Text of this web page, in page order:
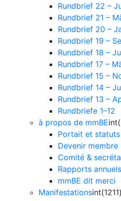
Rundbrief 22 –
Rundbrief 21 –
Rundbrief 20 –
Rundbrief 19 –
Rundbrief 18 –
Rundbrief 17 –
Rundbrief 15 –
Rundbrief 14 –
Rundbrief 13 –
Rundbriefe 1–12
à propos de mmBE
Portait et statuts
Devenir membre
Comité &
Rapports annuels
mmBE dit merci
Manifestationsint(1211)